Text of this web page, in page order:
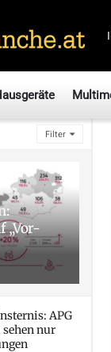
Filter
„Vor-
APG
sehen nur